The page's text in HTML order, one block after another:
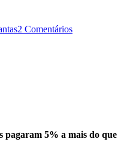
2 Comentários
pagaram 5% a mais do que